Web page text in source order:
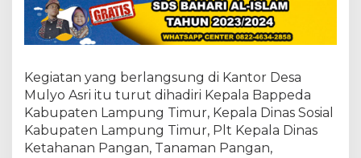
e
n
e
m
a
M
a
n
f
Kegiatan yang berlangsung di Kantor Desa
Mulyo Asri itu turut dihadiri Kepala Bappeda
Kabupaten Lampung Timur, Kepala Dinas Sosial
Kabupaten Lampung Timur, Plt Kepala Dinas
Ketahanan Pangan, Tanaman Pangan,